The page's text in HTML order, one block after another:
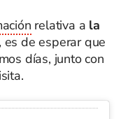
relativa a la
es de esperar que
días, junto con